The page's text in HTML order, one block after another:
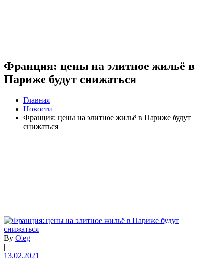
Франция: цены на элитное жильё в
Париже будут снижаться
Главная
Новости
Франция: цены на элитное жильё в Париже будут
снижаться
By Oleg
|
13.02.2021